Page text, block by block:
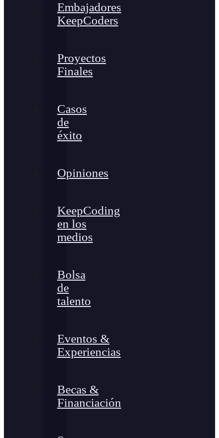
Embajadores
KeepCoders
Proyectos
Finales
Casos
de
éxito
Opiniones
KeepCoding
en los
medios
Bolsa
de
talento
Eventos &
Experiencias
Becas &
Financiación